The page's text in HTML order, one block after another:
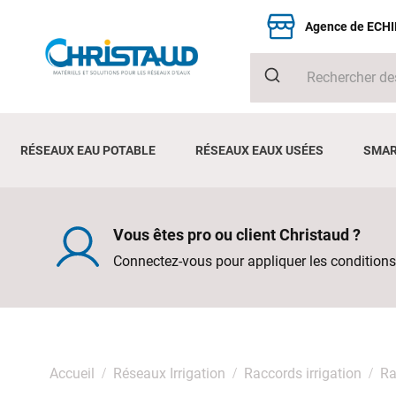
Agence de
RÉSEAUX EAU POTABLE RÉSEAUX EAUX USÉES
Vous êtes pro ou client Christaud ?
Connectez-vous pour appliquer les
Accueil Réseaux Irrigation Raccords irrigation